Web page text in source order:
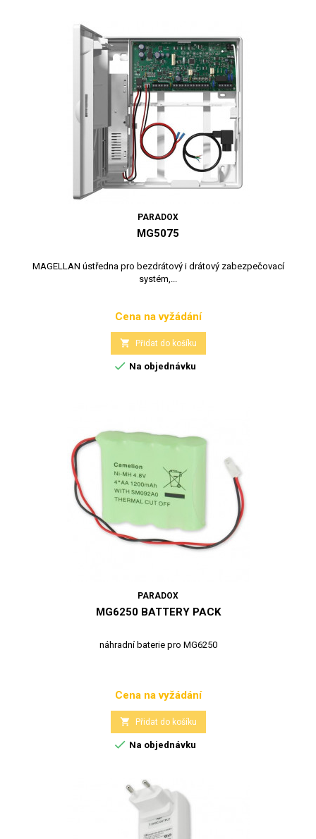
PARADOX
MG5075
MAGELLAN ústředna pro bezdrátový i drátový zabezpečovací
systém,...
Cena
Cena na vyžádání
 Přidat do košíku
 Na objednávku
PARADOX
MG6250 BATTERY PACK
náhradní baterie pro MG6250
Cena
Cena na vyžádání
 Přidat do košíku
 Na objednávku